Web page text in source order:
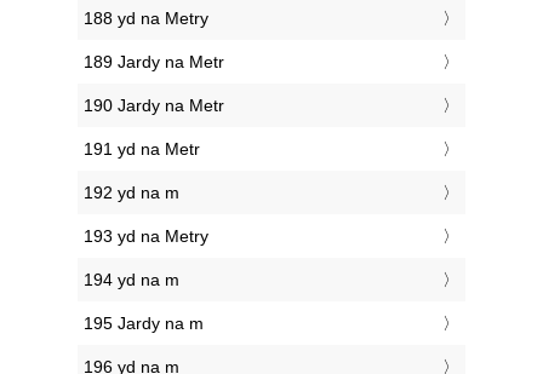
188 yd na Metry
189 Jardy na Metr
190 Jardy na Metr
191 yd na Metr
192 yd na m
193 yd na Metry
194 yd na m
195 Jardy na m
196 yd na m